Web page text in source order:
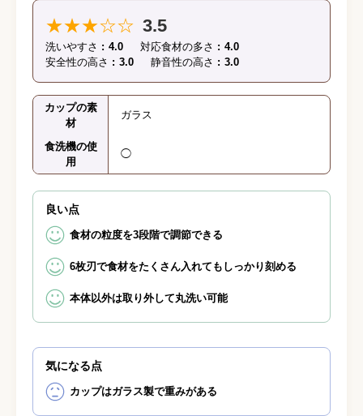
★★★☆☆ 3.5
洗いやすさ 4.0 対応食材の多さ
4.0
安全性の高さ
3.0 静音性の高さ 3.0
カップの素
材
ガラス
食洗機の使
用
◯
良い点
食材の粒度を3段階で調節できる
6枚刃で食材をたくさん入れてもしっかり刻める
本体以外は取り外して丸洗い可能
気になる点
カップはガラス製で重みがある